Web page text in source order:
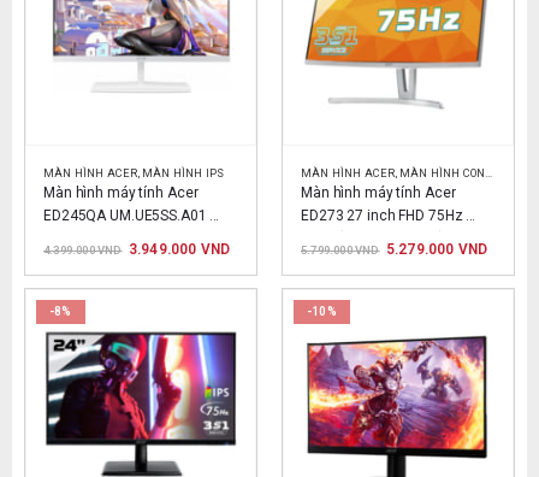
MÀN HÌNH ACER MÀN HÌNH IPS
Màn hình máy tính Acer
ED245QA UM.UE5SS.A01
4.399.000VND Giá
là:
4.399.000 VND.
3.949.000 VNDGiá
tại
là:
3.949.000 VND.
MÀN HÌNH ACER MÀN HÌNH CONG
Màn hình máy tính Acer
ED273 27 inch FHD 75Hz
5.799.000VND Giá
là:
5.799.000 VND.
5.279.000 VNDGiá
tại
là:
-8% -10%